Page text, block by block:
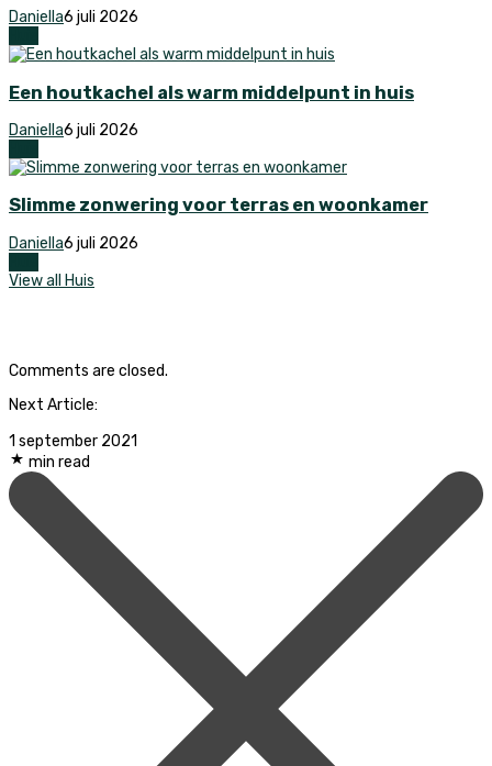
Daniella6 juli 2026
Een houtkachel als warm middelpunt in huis
Daniella6 juli 2026
Slimme zonwering voor terras en woonkamer
Daniella6 juli 2026
View all Huis
Comments are closed.
Next Article:
1 september 2021
min read